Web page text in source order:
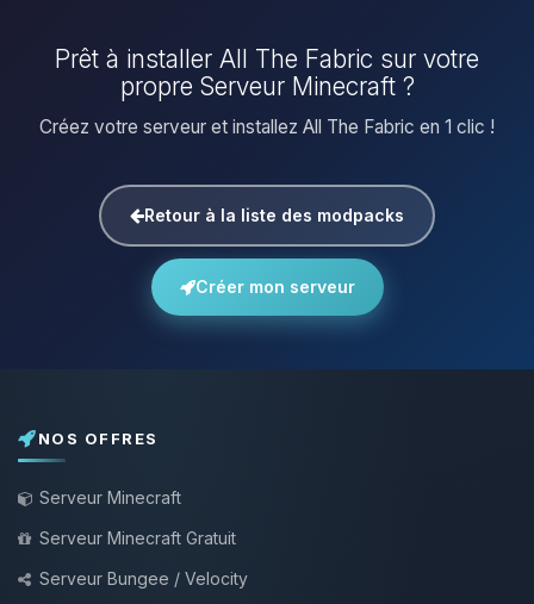
Prêt à installer All The Fabric sur votre
propre Serveur Minecraft ?
Créez votre serveur et installez All The Fabric en 1 clic !
Retour à la liste des modpacks
Créer mon serveur
NOS OFFRES
Serveur Minecraft
Serveur Minecraft Gratuit
Serveur Bungee / Velocity